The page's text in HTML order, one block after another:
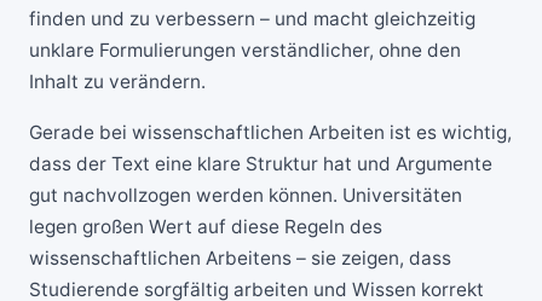
finden und zu verbessern – und macht gleichzeitig
unklare Formulierungen verständlicher, ohne den
Inhalt zu verändern.
Gerade bei wissenschaftlichen Arbeiten ist es wichtig,
dass der Text eine klare Struktur hat und Argumente
gut nachvollzogen werden können. Universitäten
legen großen Wert auf diese Regeln des
wissenschaftlichen Arbeitens – sie zeigen, dass
Studierende sorgfältig arbeiten und Wissen korrekt